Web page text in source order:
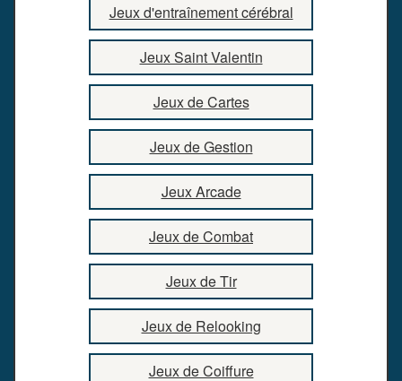
Jeux d'entraînement cérébral
Jeux Saint Valentin
Jeux de Cartes
Jeux de Gestion
Jeux Arcade
Jeux de Combat
Jeux de Tir
Jeux de Relooking
Jeux de Coiffure